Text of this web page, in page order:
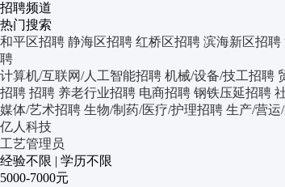
招聘频道
热门搜索
和平区招聘 静海区招聘 红桥区招聘 滨海新区招聘
聘
计算机/互联网/人工智能招聘 机械/设备/技工招聘
招聘 招聘 养老行业招聘 电商招聘 钢铁压延招聘
媒体/艺术招聘 生物/制药/医疗/护理招聘 生产/营运
亿人科技
工艺管理员
经验不限 | 学历不限
5000-7000元